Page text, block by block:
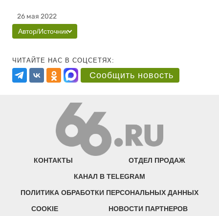
26 мая 2022
Автор/Источник
ЧИТАЙТЕ НАС В СОЦСЕТЯХ:
Сообщить новость
КОНТАКТЫ ОТДЕЛ ПРОДАЖ
КАНАЛ В TELEGRAM
ПОЛИТИКА ОБРАБОТКИ ПЕРСОНАЛЬНЫХ ДАННЫХ
COOKIE НОВОСТИ ПАРТНЕРОВ